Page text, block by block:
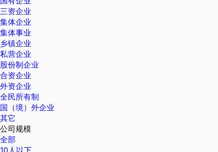
三资企业
集体企业
集体事业
乡镇企业
私营企业
股份制企业
合资企业
外资企业
全民所有制
国（境）外企业
其它
公司规模
全部